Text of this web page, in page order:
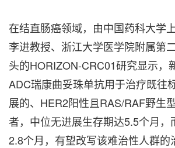
在结直肠癌领域，由中国药科大学
李进教授、浙江大学医学院附属第
头的HORIZON-CRC01研究显示，
ADC瑞康曲妥珠单抗用于治疗既往
展的、HER2阳性且RAS/RAF野生
者，中位无进展生存期达5.5个月，
2.8个月，有望改写该难治性人群的